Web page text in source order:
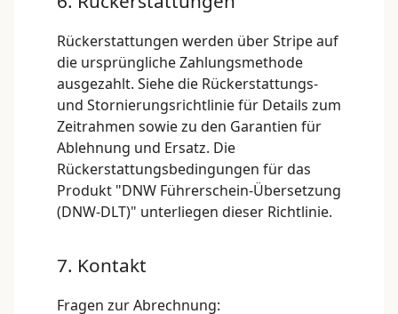
Rückerstattungen werden über Stripe auf
die ursprüngliche Zahlungsmethode
ausgezahlt. Siehe die Rückerstattungs-
und Stornierungsrichtliniefür Details zum
Zeitrahmen sowie zu den Garantien für
Ablehnung und Ersatz. Die
Rückerstattungsbedingungen für das
Produkt "DNW Führerschein-Übersetzung
(DNW-DLT)" unterliegen dieser Richtlinie.
7. Kontakt
Fragen zur Abrechnung: